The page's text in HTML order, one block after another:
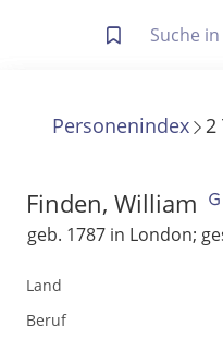
Die letzte Trefferliste
Anzeigen
Zuletzt gesucht
Noch keine Suchworte
Personenindex 2
Finden, William
geb. 1787 in London;
Land
Beruf